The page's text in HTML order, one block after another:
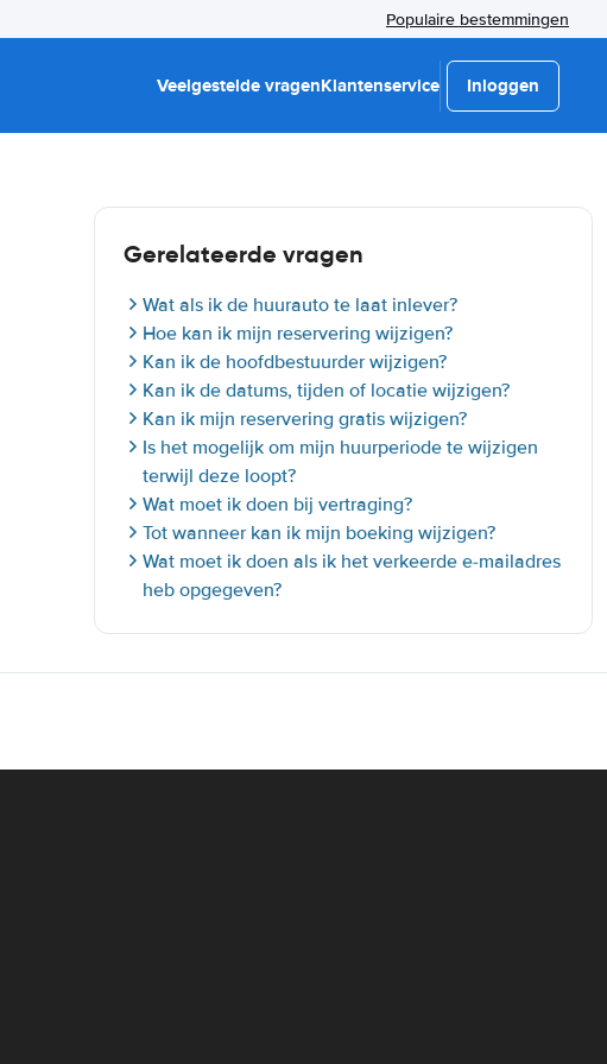
Populaire bestemmingen
Veelgestelde vragenKlantenservice Inloggen
Gerelateerde vragen
Wat als ik de huurauto te laat inlever?
Hoe kan ik mijn reservering wijzigen?
Kan ik de hoofdbestuurder wijzigen?
Kan ik de datums, tijden of locatie wijzigen?
Kan ik mijn reservering gratis wijzigen?
Is het mogelijk om mijn huurperiode te wijzigen
terwijl deze loopt?
Wat moet ik doen bij vertraging?
Tot wanneer kan ik mijn boeking wijzigen?
Wat moet ik doen als ik het verkeerde e-mailadres
heb opgegeven?